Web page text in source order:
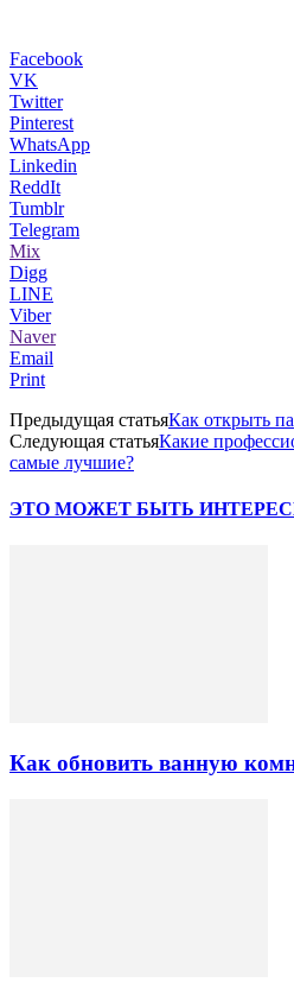
Facebook
VK
Twitter
Pinterest
WhatsApp
Linkedin
ReddIt
Tumblr
Telegram
Mix
Digg
LINE
Viber
Naver
Email
Print
Предыдущая статьяКак открыть
Следующая статьяКакие
самые лучшие?
ЭТО МОЖЕТ БЫТЬ
Как обновить ванную